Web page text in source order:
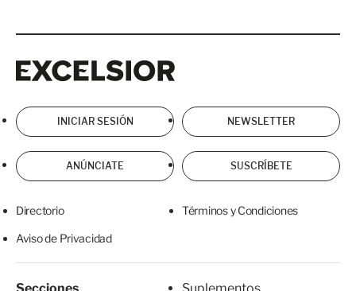
INICIAR SESIÓN NEWSLETTER
ANÚNCIATE SUSCRÍBETE
Directorio Términos y Condiciones
Aviso de Privacidad